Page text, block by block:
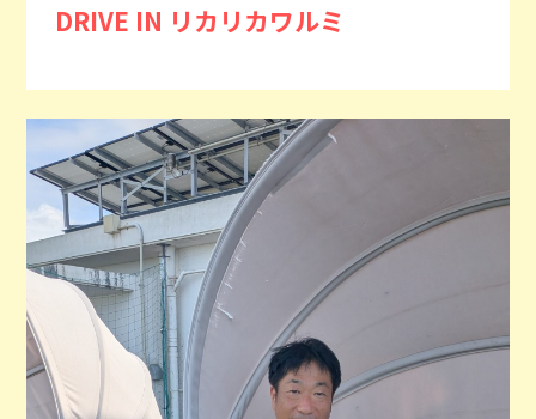
DRIVE IN リカリカワルミ